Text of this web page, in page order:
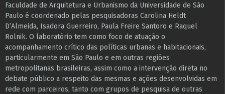
Faculdade de Arquitetura e Urbanismo da Universidade de São
Paulo é coordenado pelas pesquisadoras Carolina Heldt
D’Almeida, Isadora Guerreiro, Paula Freire Santoro e Raquel
Rolnik. O laboratório tem como foco de atuação o
acompanhamento crítico das políticas urbanas e habitacionais,
particularmente em São Paulo e ​em outras regiões
metropolitanas brasileiras, assim como a intervenção direta no
debate público a respeito das mesmas e ações desenvolvidas em
r​e​de com parceiros, tanto com grupos de pesquisa ​de outras